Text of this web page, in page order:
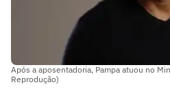
Após a aposentadoria, Pampa atuou no
Reprodução)